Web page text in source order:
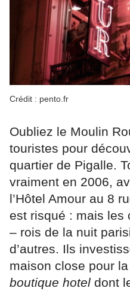
Crédit : pento.fr
Oubliez le Moulin
touristes pour
quartier de Pigalle.
vraiment en 2006,
l’Hôtel Amour au 8
est risqué : mais les
– rois de la nuit
d’autres. Ils
maison close pour
boutique hotel dont